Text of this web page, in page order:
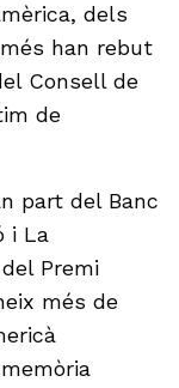
dels
han rebut
Consell de
de
part del Banc
i La
Premi
més de